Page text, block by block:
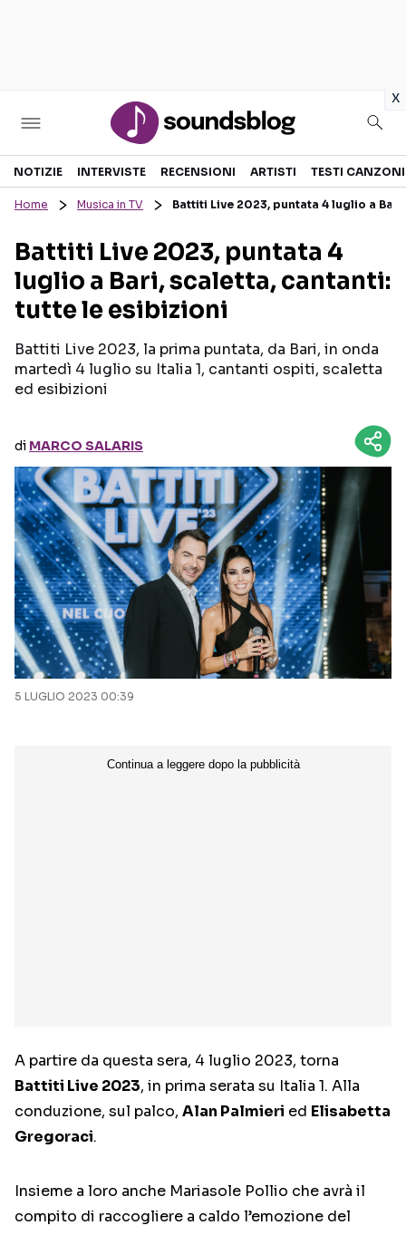
x
Sezioni
RECENSIONI MUSICALI
INTERVISTE
GOSSIP E CURIOSITÀ
TESTI CANZONI
TOUR ED EVENTI
TALENT SHOW
Seguici sui social
NOTIZIE INTERVISTE RECENSIONI ARTISTI TESTI CANZONI
Home Musica in TV Battiti Live 2023, puntata 4 luglio a
Battiti Live 2023, puntata 4
luglio a Bari, scaletta, cantanti:
tutte le esibizioni
Battiti Live 2023, la prima puntata, da Bari, in onda
martedì 4 luglio su Italia 1, cantanti ospiti, scaletta
ed esibizioni
di MARCO SALARIS
5 LUGLIO 2023 00:39
A partire da questa sera, 4 luglio 2023, torna
Battiti Live 2023, in prima serata su Italia 1. Alla
conduzione, sul palco, Alan Palmieri ed Elisabetta
Gregoraci.
Insieme a loro anche Mariasole Pollio che avrà il
compito di raccogliere a caldo l’emozione del